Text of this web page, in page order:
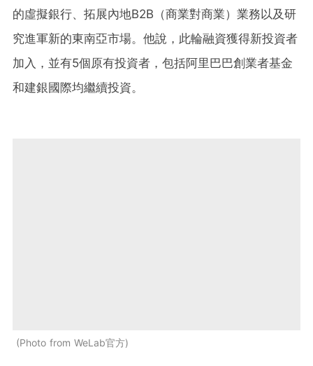
的虛擬銀行、拓展內地B2B（商業對商業）業務以及研
究進軍新的東南亞市場。他說，此輪融資獲得新投資者
加入，並有5個原有投資者，包括阿里巴巴創業者基金
和建銀國際均繼續投資。
Photo from WeLab官方